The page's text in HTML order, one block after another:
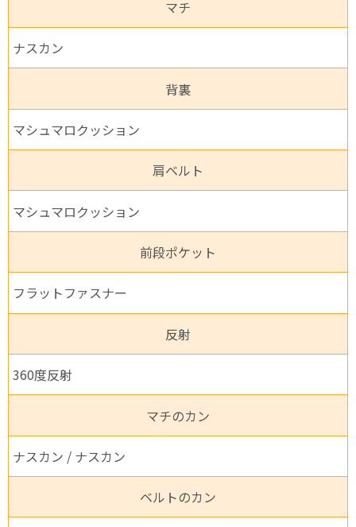
マチ
ナスカン
背裏
マシュマロクッション
肩ベルト
マシュマロクッション
前段ポケット
フラットファスナー
反射
360度反射
マチのカン
ナスカン / ナスカン
ベルトのカン